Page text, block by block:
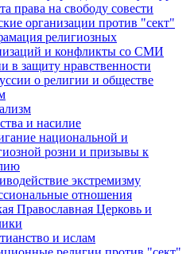
права на свободу совести
организации против "сект"
религиозных
и конфликты со СМИ
в защиту нравственности
о религии и обществе
и насилие
национальной и
розни и призывы к
экстремизму
отношения
Православная Церковь и
и ислам